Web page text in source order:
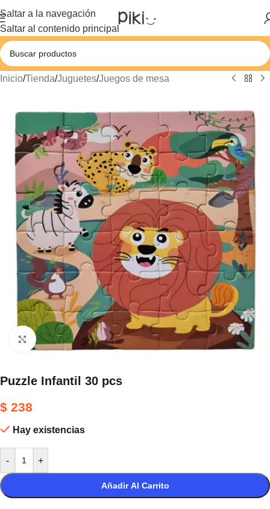
Saltar a la navegación
Saltar al contenido principal
Inicio/Tienda/Juguetes/Juegos de mesa
Haga clic para ampliar
Puzzle Infantil 30 pcs
$ 238
Hay existencias
- +
Añadir Al Carrito